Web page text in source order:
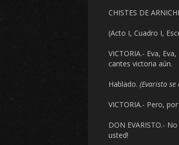
CHISTES DE
(Acto I, Cuadro I,
VICTORIA.- Eva,
cantes victoria aún.
Hablado. (Evaristo
VICTORIA.- Pero,
DON EVARISTO.-
usted!